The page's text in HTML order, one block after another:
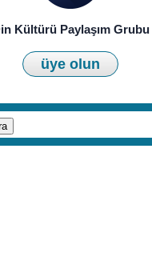
Kültürü Paylaşım Grubu
üye olun